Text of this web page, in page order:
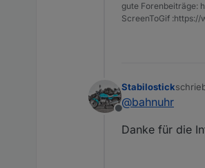
gute Forenbeiträge:
ScreenToGif
Offline
Stabilostick
@bahnuhr
Danke für die